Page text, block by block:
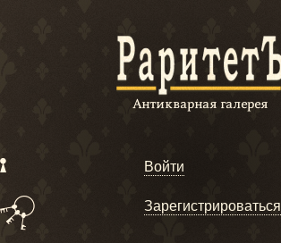
Войти
Зарегистрироваться